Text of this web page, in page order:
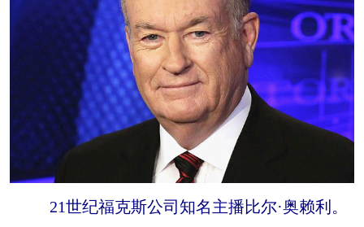
21世纪福克斯公司知名主播比尔·奥赖利。